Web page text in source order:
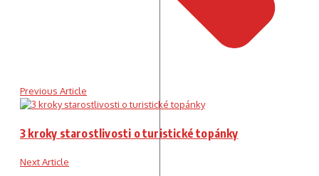
Previous Article
3 kroky starostlivosti o turistické topánky
Next Article